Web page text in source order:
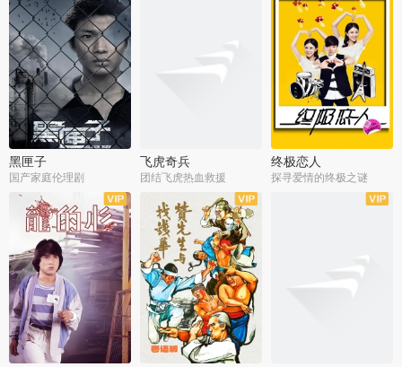
黑匣子
国产家庭伦理剧
飞虎奇兵
团结飞虎热血救援
终极恋人
探寻爱情的终极之谜